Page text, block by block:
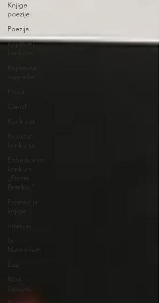
Knjige
poezije
Poezija
Književni
konkursi
Književne
nagrade
Proza
Članci
Konkursi
Rezultati
konkursa
Enheduanin
konkurs
„Pisma
Branku ”
Promocija
knjige
Intervju
In
Memoriam
Esej
Novi
časopisi